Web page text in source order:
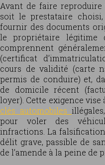
Avant de faire
soit le prestataire
fournir des documents
le propriétaire légitime
comprennent
(certificat
cours de validité (carte
permis de conduire) et,
de domicile récent
loyer). Cette exigence vise
clés automobiles
pour voler des
infractions. La
délit grave, passible de
de l’amende à la peine de